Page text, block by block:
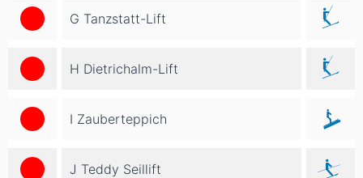
G Tanzstatt-Lift
H Dietrichalm-Lift
I Zauberteppich
J Teddy Seillift